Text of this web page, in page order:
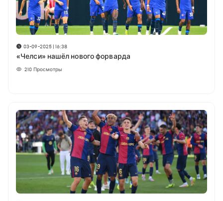
03-09-2025 | 16:38
«Челси» нашёл нового форварда
210 Просмотры